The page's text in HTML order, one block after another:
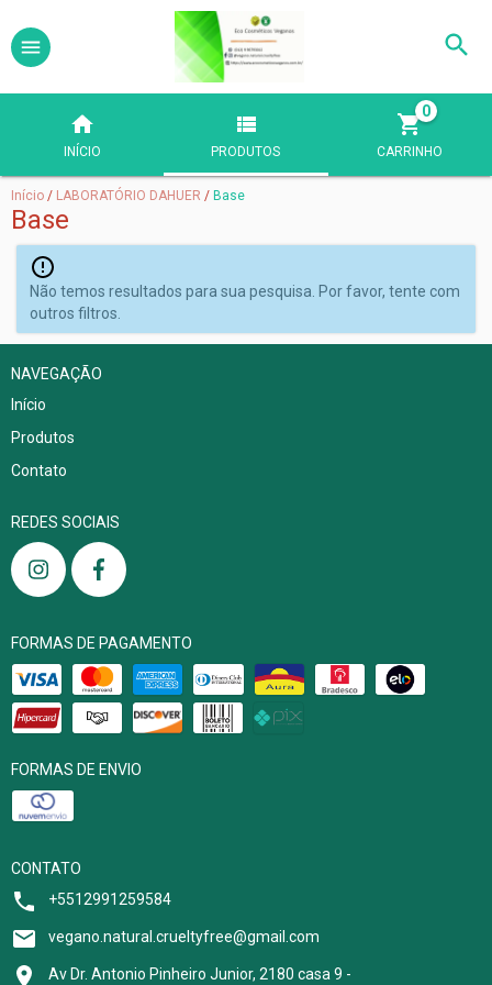
INÍCIO PRODUTOS CARRINHO
0
Início / LABORATÓRIO DAHUER / Base
Base
Não temos resultados para sua pesquisa. Por favor, tente com
outros filtros.
NAVEGAÇÃO
Início
Produtos
Contato
REDES SOCIAIS
FORMAS DE PAGAMENTO
FORMAS DE ENVIO
CONTATO
+5512991259584
vegano.natural.crueltyfree@gmail.com
Av Dr. Antonio Pinheiro Junior, 2180 casa 9 -